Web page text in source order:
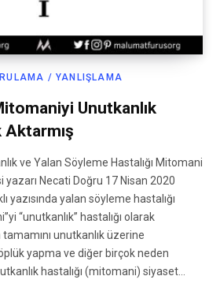
/ YANLIŞLAMA
Unutkanlık
Aktarmış
ve Yalan Söyleme Hastalığı Mitomani
Necati Doğru 17 Nisan 2020
yazısında yalan söyleme hastalığı
“unutkanlık” hastalığı olarak
tamamını unutkanlık üzerine
yapma ve diğer birçok neden
hastalığı (mitomani) siyaset…